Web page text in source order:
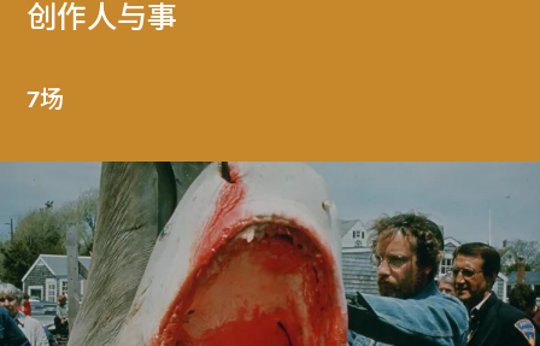
创作人与事
7场